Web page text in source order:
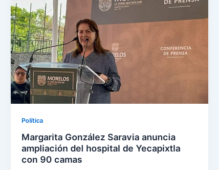
Política
Margarita González Saravia anuncia
ampliación del hospital de Yecapixtla
con 90 camas